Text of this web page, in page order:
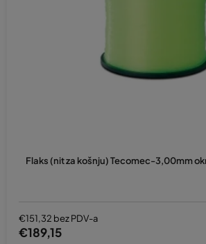
Flaks (nit za košnju) Tecomec-3,00mm
€151,32 bez PDV-a
€189,15